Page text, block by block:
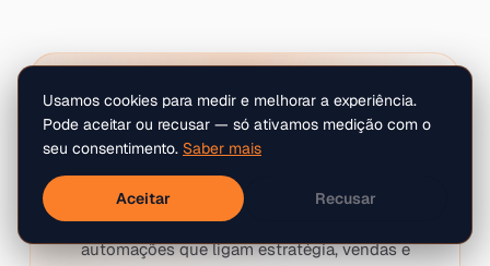
DAILY SHOT SOLUTIONS
Quer transformar isto num
sistema real?
Criamos websites, backoffices, CRMs e
automações que ligam estratégia, vendas e
Usamos cookies para medir e melhorar a experiência.
Pode aceitar ou recusar — só ativamos medição com o
seu consentimento. Saber mais
Aceitar Recusar